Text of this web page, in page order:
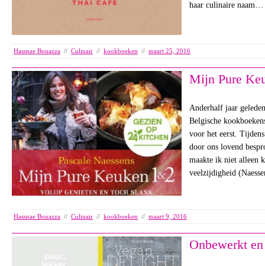
haar culinaire naam…
Hassnae Bouazza // Culinair // kookboeken // maart 25, 2016
Mijn Pure
Anderhalf jaar
Belgische
voor het eerst.
door ons lovend
maakte ik niet alleen
veelzijdigheid
Hassnae Bouazza // Culinair // kookboeken // maart 9, 2016
Onbewerkt